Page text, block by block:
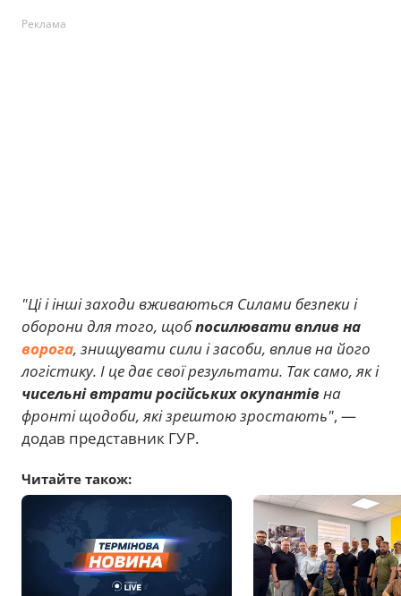
Реклама
"Ці і інші заходи вживаються Силами безпеки і
оборони для того, щобпосилювати вплив на
ворога, знищувати сили і засоби, вплив на його
логістику. І це дає свої результати. Так само, як і
чисельні втрати російських окупантівна
фронті щодоби, які зрештою зростають", —
додав представник ГУР.
Читайте також: